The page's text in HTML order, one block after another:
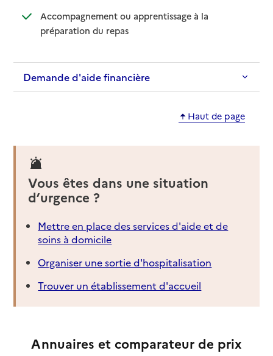
Accompagnement ou apprentissage à la
préparation du repas: disponible
: non disponible
Demande d'aide financière
Haut de page
Vous êtes dans une situation
d’urgence ?
Mettre en place des services d'aide et de
soins à domicile
Organiser une sortie d'hospitalisation
Trouver un établissement d'accueil
Annuaires et comparateur de prix